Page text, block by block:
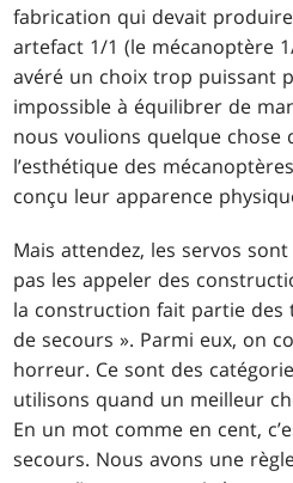
fabrication qui devait
artefact 1/1 (le mécanoptère
avéré un choix trop puissant
impossible à équilibrer de
nous voulions quelque chose
l’esthétique des
conçu leur apparence
Mais attendez, les servos
pas les appeler des
la construction fait partie des
de secours ». Parmi eux, on
horreur. Ce sont des
utilisons quand un meilleur
En un mot comme en cent,
secours. Nous avons une